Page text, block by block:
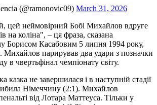
(@ramonovic09) March 31, 2026
цей неймовірний Бобі Михайлов вдруге
на коліна", – ця фраза, сказана
Борисом Касабовим 5 липня 1994 року,
Михайлов парирував два удари з позначки
в чвертьфінал чемпіонату світу.
казка не завершилася і в наступній стадії
Німеччину (2:1). Михайлов
від Лотара Маттеуса. Тільки у